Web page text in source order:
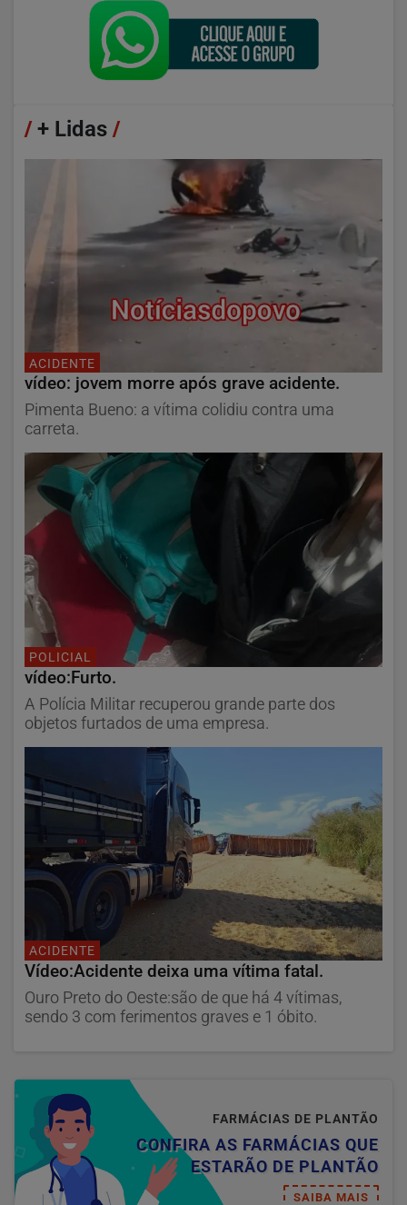
/ + Lidas /
ACIDENTE
vídeo: jovem morre após grave acidente.
Pimenta Bueno: a vítima colidiu contra uma
carreta.
POLICIAL
vídeo:Furto.
A Polícia Militar recuperou grande parte dos
objetos furtados de uma empresa.
ACIDENTE
Vídeo:Acidente deixa uma vítima fatal.
Ouro Preto do Oeste:são de que há 4 vítimas,
sendo 3 com ferimentos graves e 1 óbito.
FARMÁCIAS DE PLANTÃO
CONFIRA AS FARMÁCIAS QUE
ESTARÃO DE PLANTÃO
SAIBA MAIS